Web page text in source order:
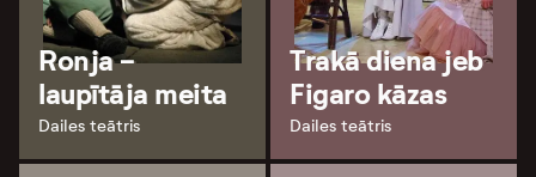
Ronja -
laupītāja meita
Dailes teātris
Trakā diena jeb
Figaro kāzas
Dailes teātris